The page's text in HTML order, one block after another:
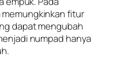
fitur
dapat mengubah
numpad hanya